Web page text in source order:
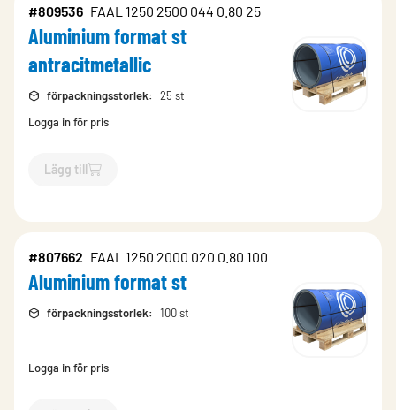
#809536 FAAL 1250 2500 044 0.80 25
Aluminium format st
antracitmetallic
förpackningsstorlek:
25 st
Logga in för pris
Lägg till
`$Lägg till
#807662 FAAL 1250 2000 020 0.80 100
Aluminium format st
förpackningsstorlek: 100 st
Logga in för pris